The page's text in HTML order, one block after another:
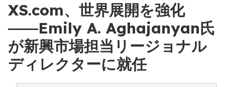
XS.com、世界展開を強化
――Emily A. Aghajanyan氏
が新興市場担当リージョナル
ディレクターに就任